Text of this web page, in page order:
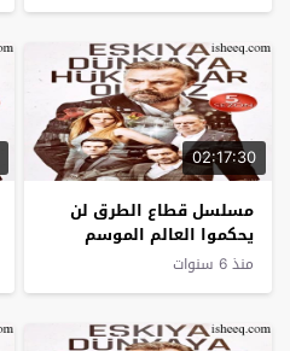
02:17:30
مسلسل قطاع الطرق لن
يحكموا العالم الموسم
الخامس الحلقة 10
منذ 6 سنوات